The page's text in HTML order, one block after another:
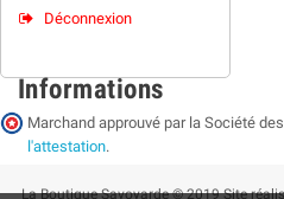
Déconnexion
Informations
Marchand approuvé par la Société
l'attestation.
La Boutique Savoyarde © 2019 Site